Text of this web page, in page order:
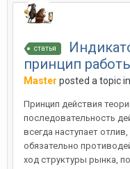
статья
принцип
Master posted a topic in
Принцип действия
последовательность
всегда наступает
обязательно
ход структуры рынка,